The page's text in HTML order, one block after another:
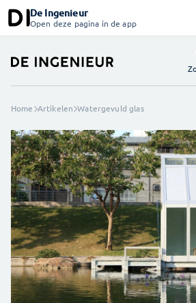
De Ingenieur
Open deze pagina in de app
Home Artikelen Watergevuld glas